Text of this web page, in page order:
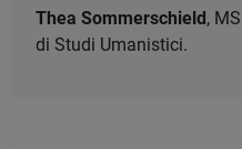
Thea Sommerschield,
di Studi Umanistici.